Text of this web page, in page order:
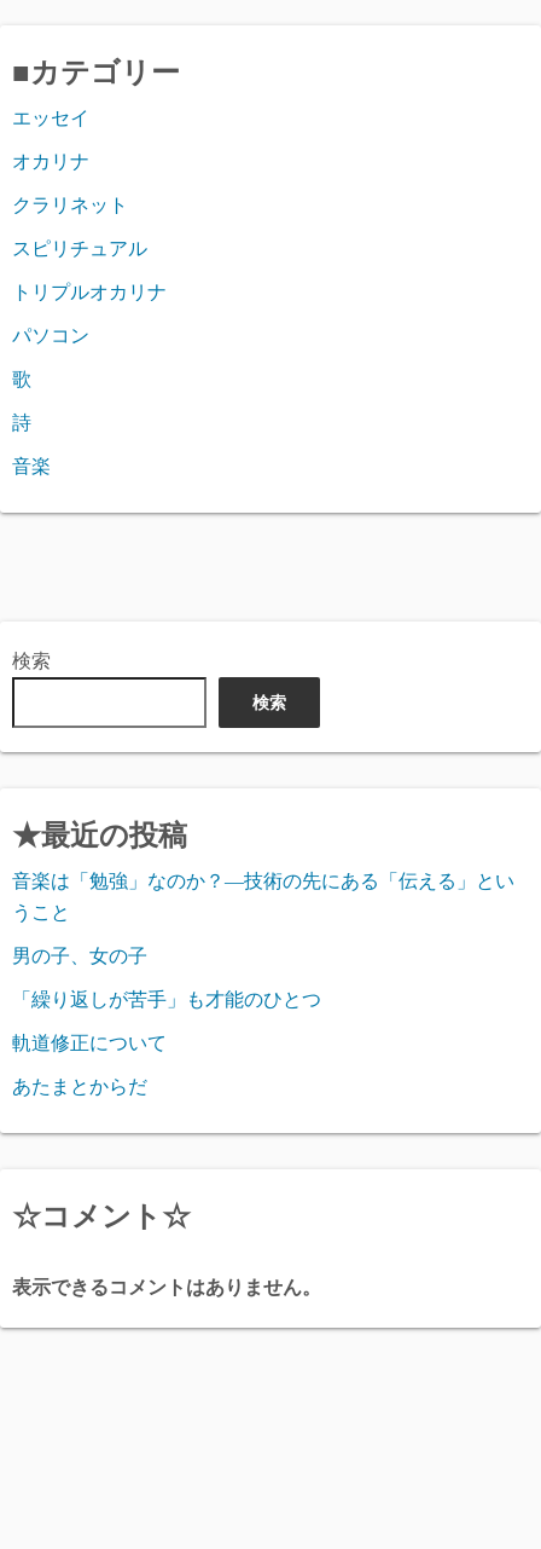
■カテゴリー
エッセイ
オカリナ
クラリネット
スピリチュアル
トリプルオカリナ
パソコン
歌
詩
音楽
検索
検索
★最近の投稿
音楽は「勉強」なのか？―技術の先にある「伝える」とい
うこと
男の子、女の子
「繰り返しが苦手」も才能のひとつ
軌道修正について
あたまとからだ
☆コメント☆
表示できるコメントはありません。